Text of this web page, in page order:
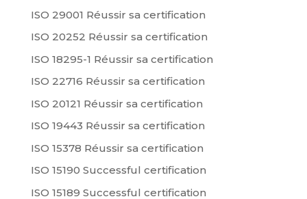
ISO 29001 Réussir sa certification
ISO 20252 Réussir sa certification
ISO 18295-1 Réussir sa certification
ISO 22716 Réussir sa certification
ISO 20121 Réussir sa certification
ISO 19443 Réussir sa certification
ISO 15378 Réussir sa certification
ISO 15190 Successful certification
ISO 15189 Successful certification